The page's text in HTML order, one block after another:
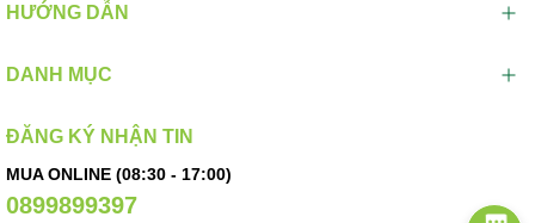
HƯỚNG DẪN
DANH MỤC
ĐĂNG KÝ NHẬN TIN
MUA ONLINE (08:30 - 17:00)
0899899397